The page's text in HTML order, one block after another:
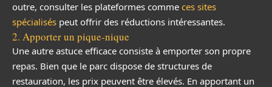
outre, consulter les plateformes comme ces sites
spécialisés peut offrir des réductions intéressantes.
2. Apporter un pique-nique
Une autre astuce efficace consiste à emporter son propre
repas. Bien que le parc dispose de structures de
restauration, les prix peuvent être élevés. En apportant un